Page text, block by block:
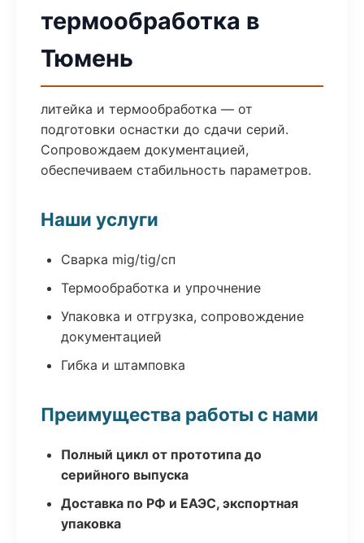
термообработка в
Тюмень
литейка и термообработка — от
подготовки оснастки до сдачи серий.
Сопровождаем документацией,
обеспечиваем стабильность параметров.
Наши услуги
Сварка mig/tig/сп
Термообработка и упрочнение
Упаковка и отгрузка, сопровождение
документацией
Гибка и штамповка
Преимущества работы с нами
Полный цикл от прототипа до
серийного выпуска
Доставка по РФ и ЕАЭС, экспортная
упаковка